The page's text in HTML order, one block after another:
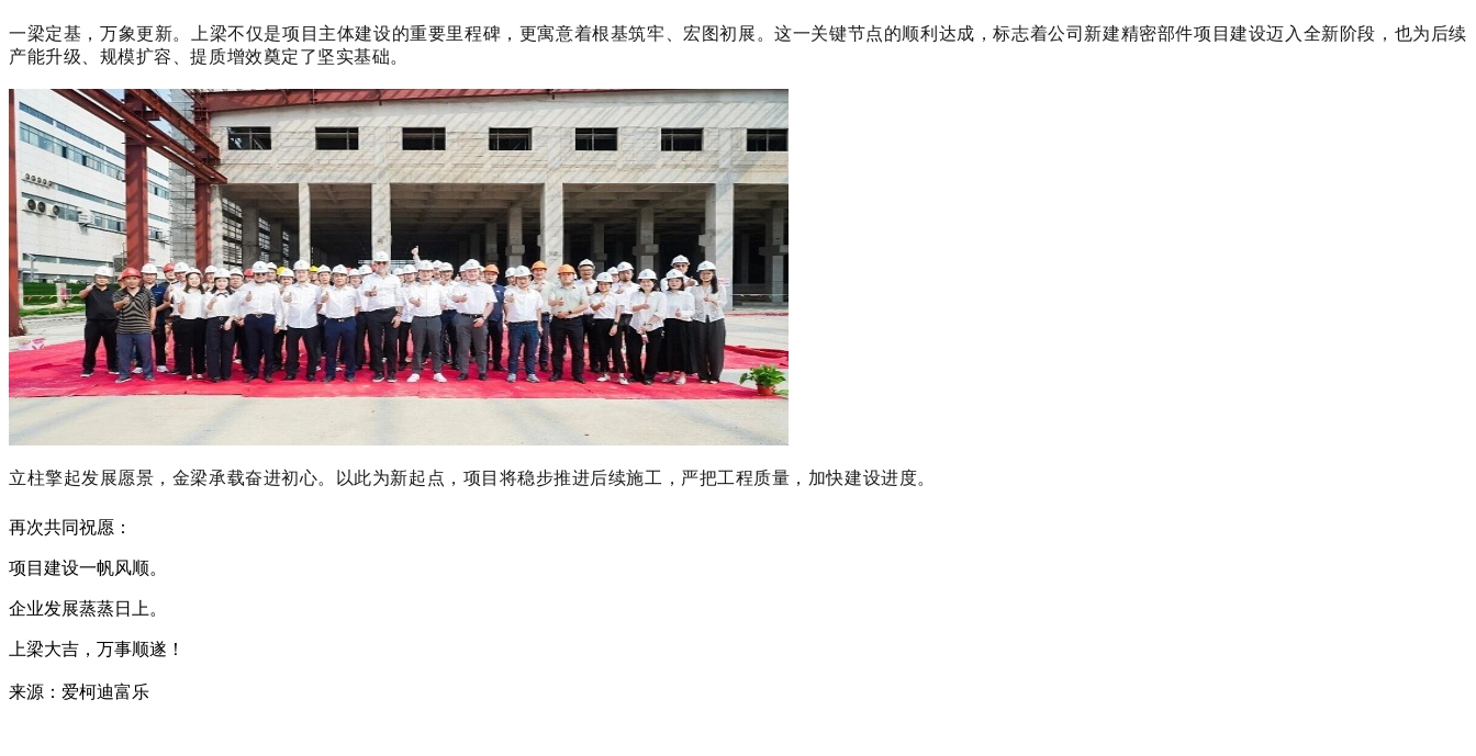
一梁定基，万象更新。上梁不仅是项目主体建设的重要里程碑，更寓意着根基筑牢、宏图初展。这一关键节点的顺利达成，标志着公司新建精密部件项目建设迈入全新阶段，也为后续
产能升级、规模扩容、提质增效奠定了坚实基础。
立柱擎起发展愿景，金梁承载奋进初心。以此为新起点，项目将稳步推进后续施工，严把工程质量，加快建设进度。
再次共同祝愿：
项目建设一帆风顺。
企业发展蒸蒸日上。
上梁大吉，万事顺遂！
来源：爱柯迪富乐